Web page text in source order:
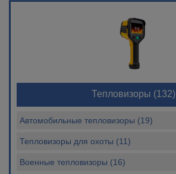
Тепловизоры (132)
Автомобильные тепловизоры (19)
Тепловизоры для охоты (11)
Военные тепловизоры (16)